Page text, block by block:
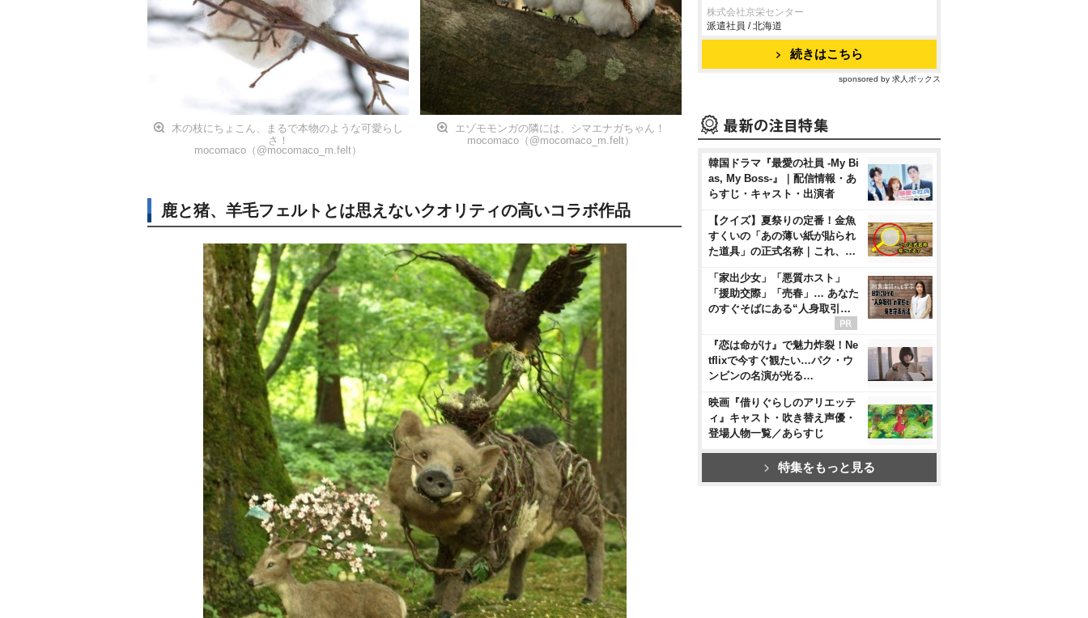
木の枝にちょこん、まるで本物のような可愛らし
さ！
mocomaco（@mocomaco_m.felt）
エゾモモンガの隣には、シマエナガちゃん！
mocomaco（@mocomaco_m.felt）
鹿と猪、羊毛フェルトとは思えないクオリティの高いコラボ作品
株式会社京栄センター
派遣社員 / 北海道
続きはこちら
sponsored by 求人ボックス
韓国ドラマ『最愛の社員 -My Bi
as, My Boss-』｜配信情報・あ
らすじ・キャスト・出演者
【クイズ】夏祭りの定番！金魚
すくいの「あの薄い紙が貼られ
た道具」の正式名称｜これ、…
「家出少女」「悪質ホスト」
「援助交際」「売春」… あなた
のすぐそばにある“人身取引…
『恋は命がけ』で魅力炸裂！Ne
tflixで今すぐ観たい…パク・ウ
ンビンの名演が光る…
映画『借りぐらしのアリエッテ
ィ』キャスト・吹き替え声優・
登場人物一覧／あらすじ
特集をもっと見る